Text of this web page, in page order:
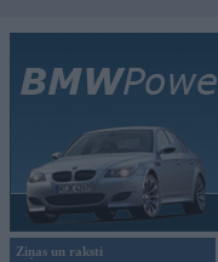
Ziņas un raksti